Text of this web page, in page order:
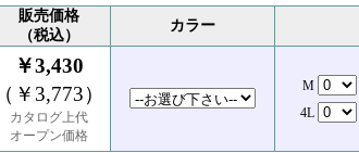
販売価格
（税込）
カラー
￥3,430
（￥3,773）
カタログ上代
オープン価格
M
4L